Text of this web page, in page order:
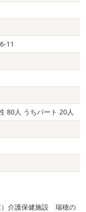
11
80人 うちパート 20人
）介護保健施設 瑞穂の